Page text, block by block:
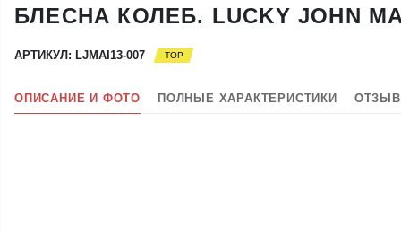
БЛЕСНА КОЛЕБ. LUCKY JOHN
АРТИКУЛ: LJMAI13-007
ОПИСАНИЕ И ФОТО ПОЛНЫЕ ХАРАКТЕРИСТИКИ